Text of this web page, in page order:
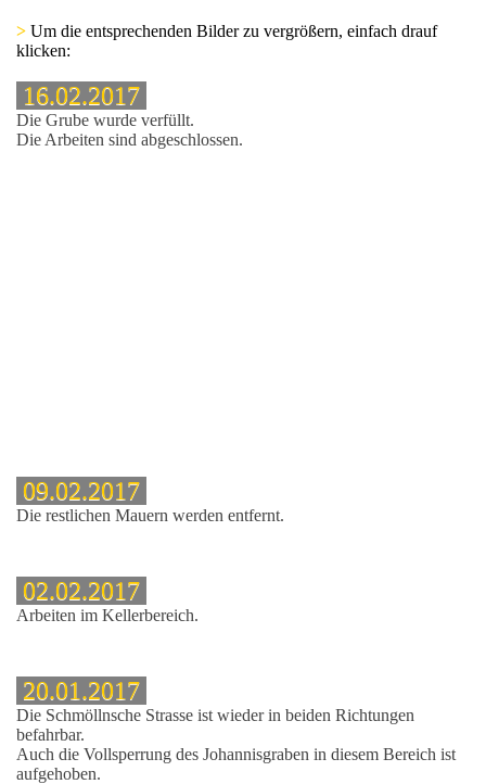
> Um die entsprechenden Bilder zu vergrößern, einfach drauf
klicken:
16.02.2017
Die Grube wurde verfüllt.
Die Arbeiten sind abgeschlossen.
09.02.2017
Die restlichen Mauern werden entfernt.
02.02.2017
Arbeiten im Kellerbereich.
20.01.2017
Die Schmöllnsche Strasse ist wieder in beiden Richtungen
befahrbar.
Auch die Vollsperrung des Johannisgraben in diesem Bereich ist
aufgehoben.
112-114